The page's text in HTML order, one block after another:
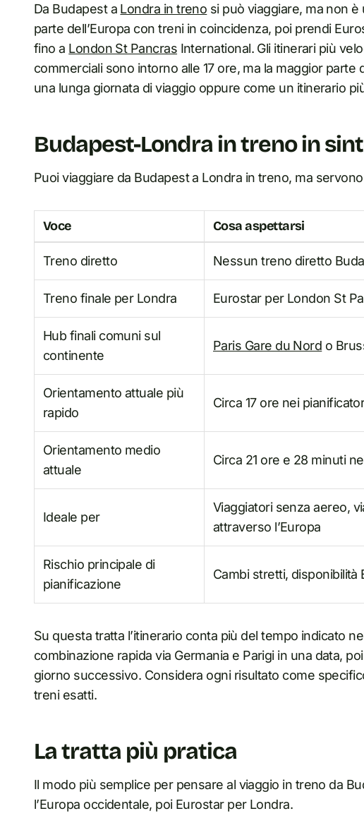
Da Budapest a Londra in treno si può viaggiare, ma non
parte dell’Europa con treni in coincidenza, poi prendi
fino a London St Pancras International. Gli itinerari più
commerciali sono intorno alle 17 ore, ma la maggior
una lunga giornata di viaggio oppure come un itinerario
Budapest-Londra in treno in
Puoi viaggiare da Budapest a Londra in treno, ma
Voce Cosa aspettarsi
Treno diretto Nessun treno diretto
Treno finale per Londra Eurostar per London St
Hub finali comuni sul
continente
Paris Gare du Nord o
Orientamento attuale più
rapido
Circa 17 ore nei
Orientamento medio
attuale
Circa 21 ore e 28 minuti
Ideale per
Viaggiatori senza aereo,
attraverso l’Europa
Rischio principale di
pianificazione
Cambi stretti,
Su questa tratta l’itinerario conta più del tempo indicato
combinazione rapida via Germania e Parigi in una data,
giorno successivo. Considera ogni risultato come
treni esatti.
La tratta più pratica
Il modo più semplice per pensare al viaggio in treno da
l’Europa occidentale, poi Eurostar per Londra.